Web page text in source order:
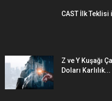
CAST İlk
Z ve Y Kuşağı
Doları Karlılık...